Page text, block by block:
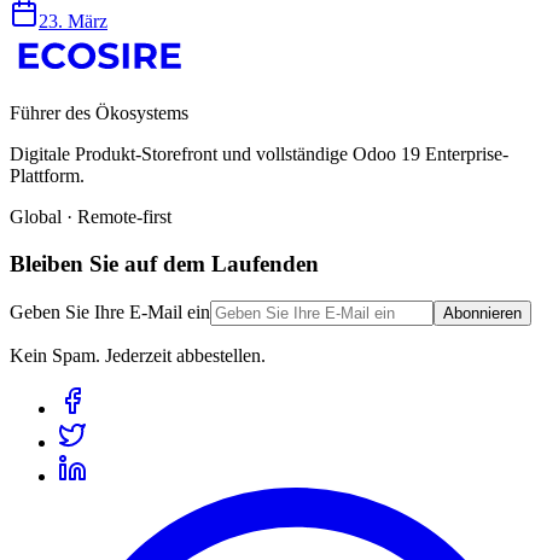
23. März
Führer des Ökosystems
Digitale Produkt-Storefront und vollständige Odoo 19 Enterprise-
Plattform.
Global · Remote-first
Bleiben Sie auf dem Laufenden
Geben Sie Ihre E-Mail ein Abonnieren
Kein Spam. Jederzeit abbestellen.